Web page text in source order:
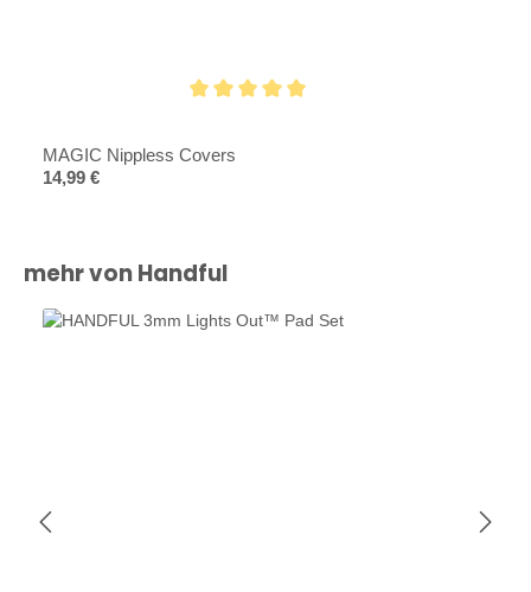
MAGIC Nippless Covers
Regulärer Preis:
14,99 €
Produktgalerie überspringen
mehr von Handful